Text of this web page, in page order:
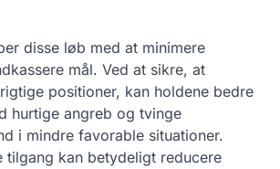
disse løb med at minimere
mål. Ved at sikre, at
positioner, kan holdene bedre
hurtige angreb og tvinge
i mindre favorable situationer.
tilgang kan betydeligt reducere